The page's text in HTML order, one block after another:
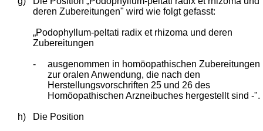
deren Zubereitungen" wird wie folgt gefasst:
„Podophyllum-peltati radix et rhizoma und deren
Zubereitungen
-
ausgenommen in homöopathischen Zubereitungen
zur oralen Anwendung, die nach den
Herstellungsvorschriften 25 und 26 des
Homöopathischen Arzneibuches hergestellt sind -".
h) Die Position